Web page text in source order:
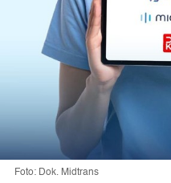
Foto: Dok. Midtrans